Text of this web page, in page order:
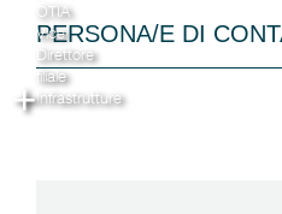
PERSONA/E DI
+
OTIA
Vice
Direttore
filiale
Infrastrutture